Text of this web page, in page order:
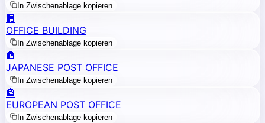
In Zwischenablage kopieren
🏢
OFFICE BUILDING
In Zwischenablage kopieren
🏣
JAPANESE POST OFFICE
In Zwischenablage kopieren
🏤
EUROPEAN POST OFFICE
In Zwischenablage kopieren